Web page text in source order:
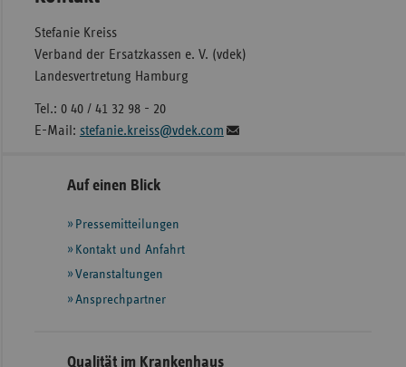
Stefanie Kreiss
Verband der Ersatzkassen e. V. (vdek)
Landesvertretung Hamburg
Tel.: 0 40 / 41 32 98 - 20
E-Mail: stefanie.kreiss@vdek.com
Seitennavigation
Seitenleiste
weiteren
Informationen
Auf einen Blick
Pressemitteilungen
Kontakt und Anfahrt
Veranstaltungen
Ansprechpartner
Qualität im Krankenhaus